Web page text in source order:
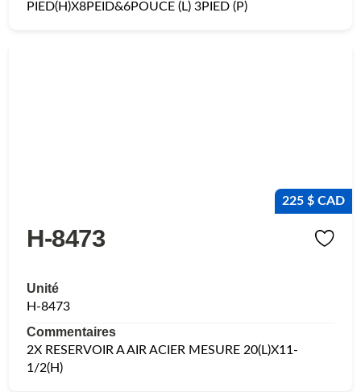
PIED(H)X8PEID&6POUCE (L) 3PIED (P)
225 $ CAD
H-8473
Unité
H-8473
Commentaires
2X RESERVOIR A AIR ACIER MESURE 20(L)X11-
1/2(H)